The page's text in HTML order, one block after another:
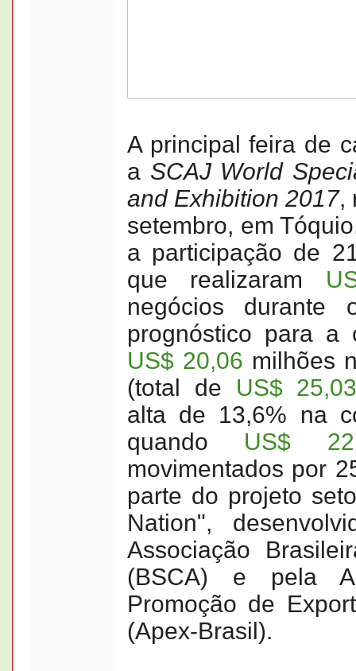
A principal feira de
a SCAJ World
and Exhibition 2017,
setembro, em
a participação de
que realizaram
negócios durante
prognóstico para a
US$ 20,06 milhões
(total de US$
alta de 13,6% na
quando US$
movimentados por
parte do projeto
Nation",
Associação
(BSCA) e pela
Promoção de
(Apex-Brasil).